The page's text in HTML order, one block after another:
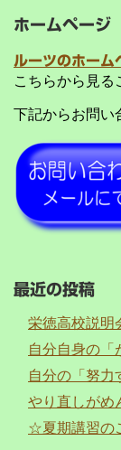
ホームページ
ルーツのホーム
こちらから見る
下記からお問い
最近の投稿
栄徳高校説明
自分自身の「
自分の「努力
やり直しがめ
☆夏期講習の